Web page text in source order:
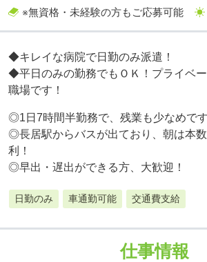
※無資格・未経験の方もご応募可能
◆キレイな病院で日勤のみ派遣！
◆平日のみの勤務でもＯＫ！プライベ
職場です！
◎1日7時間半勤務で、残業も少なめで
◎長居駅からバスが出ており、朝は本
利！
◎早出・遅出ができる方、大歓迎！
日勤のみ 車通勤可能 交通費支給
仕事情報